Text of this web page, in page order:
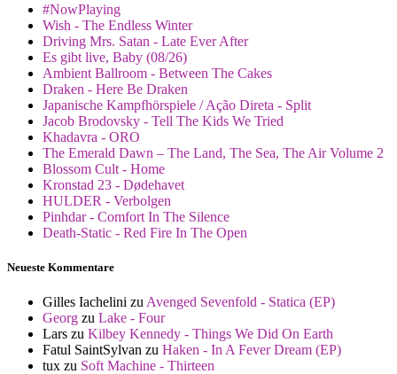
#NowPlaying
Wish - The Endless Winter
Driving Mrs. Satan - Late Ever After
Es gibt live, Baby (08/26)
Ambient Ballroom - Between The Cakes
Draken - Here Be Draken
Japanische Kampfhörspiele / Ação Direta - Split
Jacob Brodovsky - Tell The Kids We Tried
Khadavra - ORO
The Emerald Dawn – The Land, The Sea, The Air Volume 2
Blossom Cult - Home
Kronstad 23 - Dødehavet
HULDER - Verbolgen
Pinhdar - Comfort In The Silence
Death-Static - Red Fire In The Open
Neueste Kommentare
Gilles Iachelini zu Avenged Sevenfold - Statica (EP)
Georg zu Lake - Four
Lars zu Kilbey Kennedy - Things We Did On Earth
Fatul SaintSylvan zu Haken - In A Fever Dream (EP)
tux zu Soft Machine - Thirteen